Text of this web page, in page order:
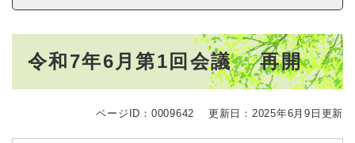
s
令和7年6月第1回会議 再開
ページID：0009642 更新日：2025年6月9日更新